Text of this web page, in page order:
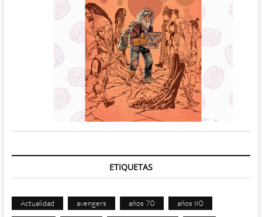
ETIQUETAS
Actualidad avengers años 70 años 80